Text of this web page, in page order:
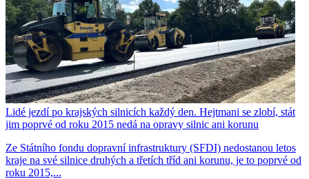
Lidé jezdí po krajských silnicích každý den. Hejtmani se zlobí, stát
jim poprvé od roku 2015 nedá na opravy silnic ani korunu
Ze Státního fondu dopravní infrastruktury (SFDI) nedostanou letos
kraje na své silnice druhých a třetích tříd ani korunu, je to poprvé od
roku 2015,...